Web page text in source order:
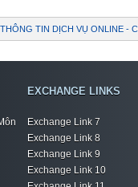
THÔNG TIN DỊCH VỤ ONLINE -
EXCHANGE LINKS
Exchange Link 7
Exchange Link 8
Exchange Link 9
Exchange Link 10